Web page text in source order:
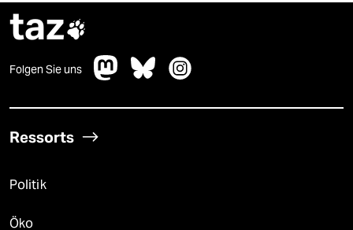
taz
Folgen Sie uns
Ressorts
Politik
Öko